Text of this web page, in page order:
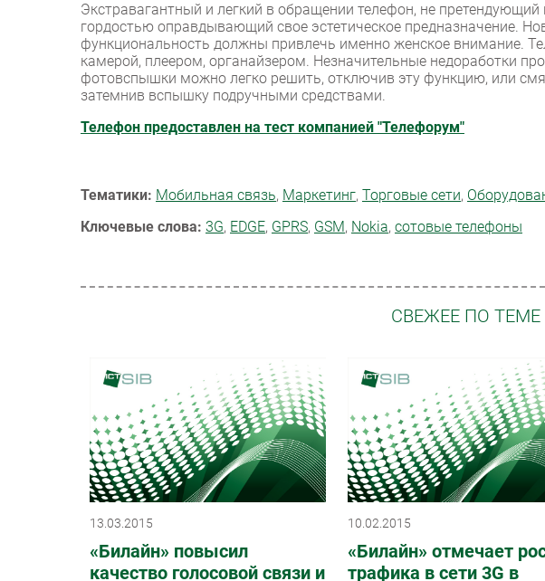
Экстравагантный и легкий в обращении телефон, не претендующий
гордостью оправдывающий свое эстетическое предназначение.
функциональность должны привлечь именно женское внимание.
камерой, плеером, органайзером. Незначительные недоработки
фотовспышки можно легко решить, отключив эту функцию, или
затемнив вспышку подручными средствами.
Телефон предоставлен на тест компанией "Телефорум"
Тематики: Мобильная связь, Маркетинг, Торговые сети,
Ключевые слова: 3G, EDGE, GPRS, GSM, Nokia, сотовые телефоны
СВЕЖЕЕ ПО ТЕМЕ
13.03.2015
«Билайн» повысил
качество голосовой связи и
10.02.2015
«Билайн» отмечает
трафика в сети 3G в